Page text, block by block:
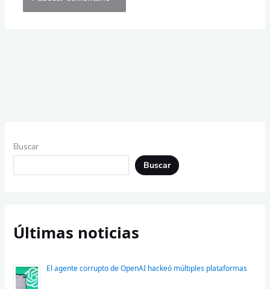
Buscar
Buscar
Últimas noticias
El agente corrupto de OpenAI hackeó múltiples plataformas